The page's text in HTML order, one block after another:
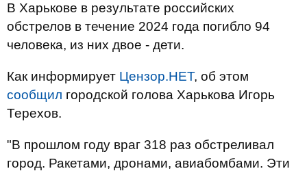
В Харькове в результате российских
обстрелов в течение 2024 года погибло 94
человека, из них двое - дети.
Как информирует Цензор.НЕТ, об этом
сообщил городской голова Харькова Игорь
Терехов.
"В прошлом году враг 318 раз обстреливал
город. Ракетами, дронами, авиабомбами. Эти